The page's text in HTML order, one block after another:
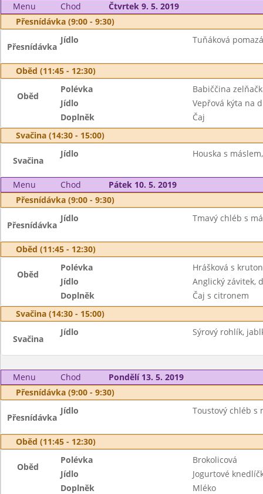
Menu Chod
Čtvrtek 9. 5. 2019
Přesnídávka (9:00 - 9:30)
Přesnídávka
Jídlo Tuňáková
Oběd (11:45 - 12:30)
Oběd
Polévka
Babiččina
Jídlo
Vepřová kýta na
Doplněk
Čaj
Svačina (14:30 - 15:00)
Svačina
Jídlo Houska s
Menu Chod
Pátek 10. 5. 2019
Přesnídávka (9:00 - 9:30)
Přesnídávka
Jídlo Tmavý chléb s
Oběd (11:45 - 12:30)
Oběd
Polévka
Hrášková s
Jídlo
Anglický závitek,
Doplněk
Čaj s citronem
Svačina (14:30 - 15:00)
Svačina
Jídlo Sýrový rohlík,
Menu Chod
Pondělí 13. 5. 2019
Přesnídávka (9:00 - 9:30)
Přesnídávka
Jídlo Toustový chléb s
Oběd (11:45 - 12:30)
Oběd
Polévka
Brokolicová
Jídlo
Jogurtové
Doplněk
Mléko